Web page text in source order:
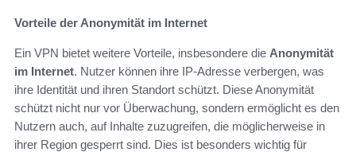
Vorteile der Anonymität im Internet
Ein VPN bietet weitere Vorteile, insbesondere die Anonymität
im Internet. Nutzer können ihre IP-Adresse verbergen, was
ihre Identität und ihren Standort schützt. Diese Anonymität
schützt nicht nur vor Überwachung, sondern ermöglicht es den
Nutzern auch, auf Inhalte zuzugreifen, die möglicherweise in
ihrer Region gesperrt sind. Dies ist besonders wichtig für